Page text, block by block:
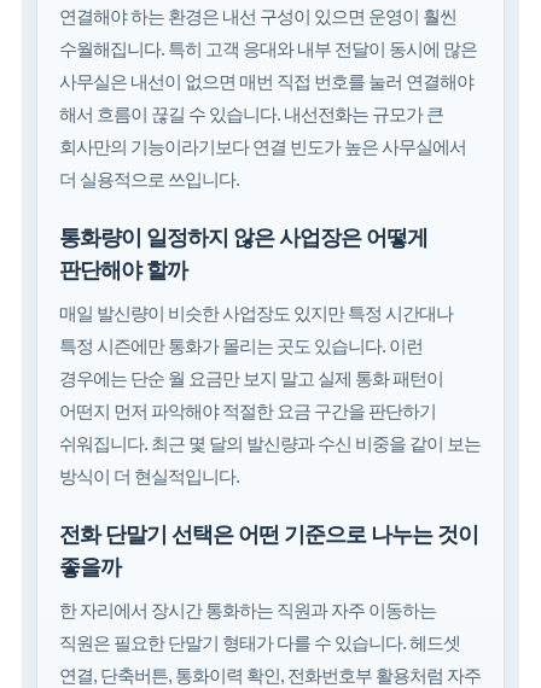
연결해야 하는 환경은 내선 구성이 있으면 운영이 훨씬
수월해집니다. 특히 고객 응대와 내부 전달이 동시에 많은
사무실은 내선이 없으면 매번 직접 번호를 눌러 연결해야
해서 흐름이 끊길 수 있습니다. 내선전화는 규모가 큰
회사만의 기능이라기보다 연결 빈도가 높은 사무실에서
더 실용적으로 쓰입니다.
통화량이 일정하지 않은 사업장은 어떻게
판단해야 할까
매일 발신량이 비슷한 사업장도 있지만 특정 시간대나
특정 시즌에만 통화가 몰리는 곳도 있습니다. 이런
경우에는 단순 월 요금만 보지 말고 실제 통화 패턴이
어떤지 먼저 파악해야 적절한 요금 구간을 판단하기
쉬워집니다. 최근 몇 달의 발신량과 수신 비중을 같이 보는
방식이 더 현실적입니다.
전화 단말기 선택은 어떤 기준으로 나누는 것이
좋을까
한 자리에서 장시간 통화하는 직원과 자주 이동하는
직원은 필요한 단말기 형태가 다를 수 있습니다. 헤드셋
연결, 단축버튼, 통화이력 확인, 전화번호부 활용처럼 자주